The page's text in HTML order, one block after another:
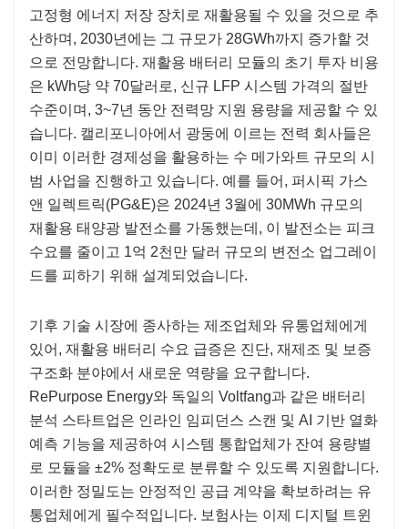
고정형 에너지 저장 장치로 재활용될 수 있을 것으로 추
산하며, 2030년에는 그 규모가 28GWh까지 증가할 것
으로 전망합니다. 재활용 배터리 모듈의 초기 투자 비용
은 kWh당 약 70달러로, 신규 LFP 시스템 가격의 절반
수준이며, 3~7년 동안 전력망 지원 용량을 제공할 수 있
습니다. 캘리포니아에서 광둥에 이르는 전력 회사들은
이미 이러한 경제성을 활용하는 수 메가와트 규모의 시
범 사업을 진행하고 있습니다. 예를 들어, 퍼시픽 가스
앤 일렉트릭(PG&E)은 2024년 3월에 30MWh 규모의
재활용 태양광 발전소를 가동했는데, 이 발전소는 피크
수요를 줄이고 1억 2천만 달러 규모의 변전소 업그레이
드를 피하기 위해 설계되었습니다.
기후 기술 시장에 종사하는 제조업체와 유통업체에게
있어, 재활용 배터리 수요 급증은 진단, 재제조 및 보증
구조화 분야에서 새로운 역량을 요구합니다.
RePurpose Energy와 독일의 Voltfang과 같은 배터리
분석 스타트업은 인라인 임피던스 스캔 및 AI 기반 열화
예측 기능을 제공하여 시스템 통합업체가 잔여 용량별
로 모듈을 ±2% 정확도로 분류할 수 있도록 지원합니다.
이러한 정밀도는 안정적인 공급 계약을 확보하려는 유
통업체에게 필수적입니다. 보험사는 이제 디지털 트윈